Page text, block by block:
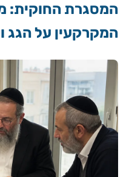
המסגרת החוקית:
המקרקעין על הגג